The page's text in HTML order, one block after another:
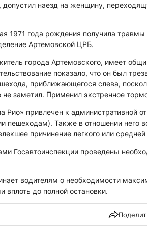
допустил наезд на женщину,
1971 года рождения получила
Артемовской ЦРБ.
города Артемовского, имеет
показало, что он был
приближающегося слева,
заметил. Применил экстренное
Рио» привлечен к административной
пешеходам). Также в отношении него
причинение легкого или
Госавтоинспекции проведены
водителям о необходимости
до полной остановки.